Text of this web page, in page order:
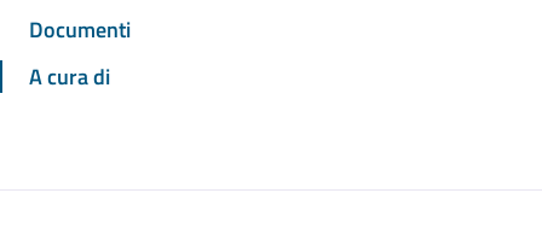
Documenti
A cura di